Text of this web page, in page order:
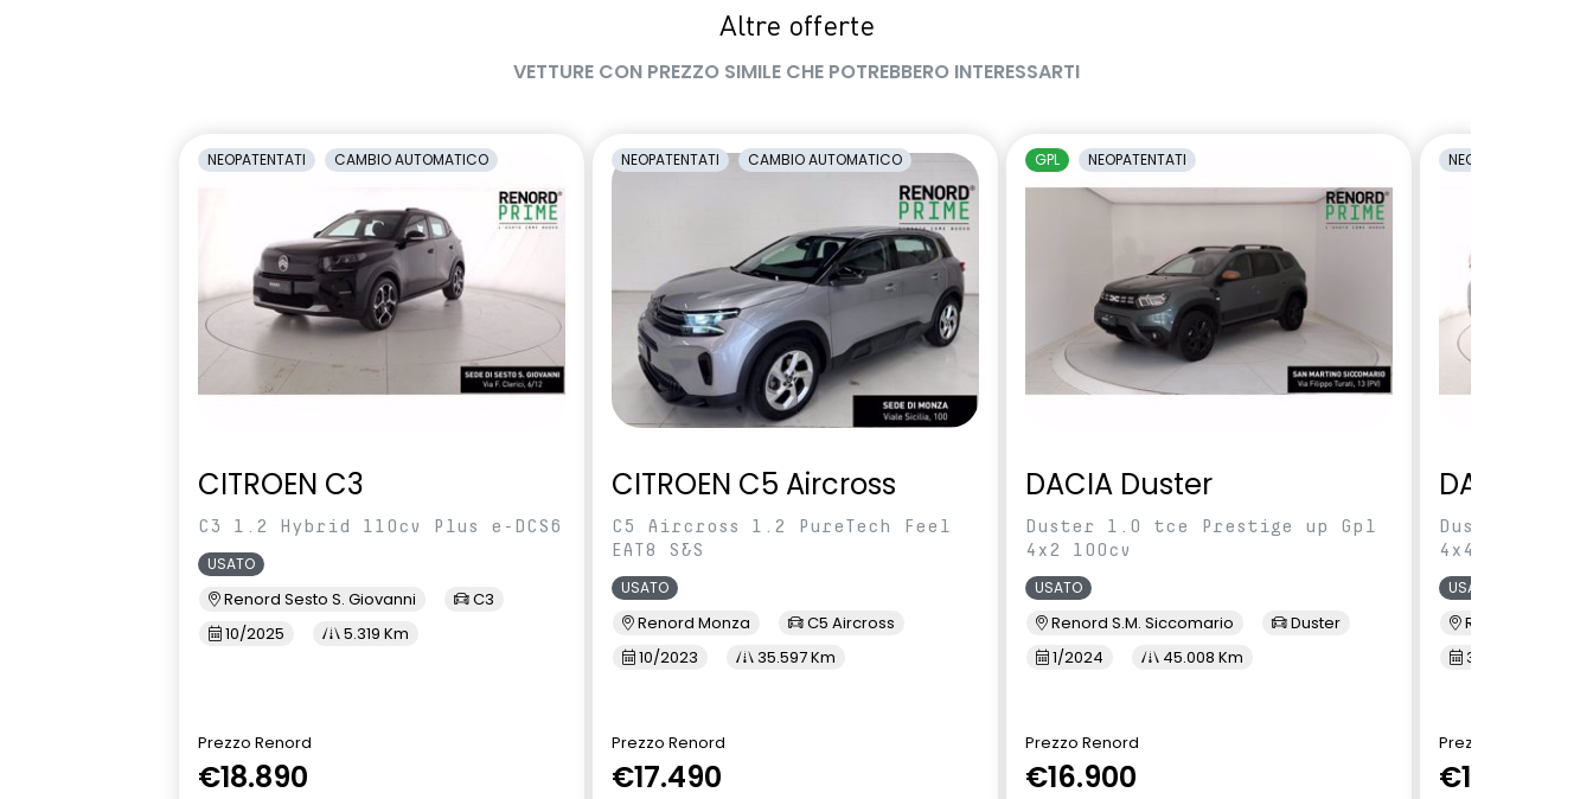
Altre offerte
VETTURE CON PREZZO SIMILE CHE POTREBBERO INTERESSARTI
NEOPATENTATI CAMBIO AUTOMATICO
CITROEN C3
C3 1.2 Hybrid 110cv Plus e-DCS6
USATO
Renord Sesto S. Giovanni
C3
10/2025
5.319 Km
Prezzo Renord
€18.890
NEOPATENTATI CAMBIO AUTOMATICO
CITROEN C5 Aircross
C5 Aircross 1.2 PureTech Feel
EAT8 S&S
USATO
Renord Monza
C5 Aircross
10/2023
35.597 Km
Prezzo Renord
€17.490
GPL NEOPATENTATI
DACIA Duster
Duster 1.0 tce Prestige up Gpl
4x2 100cv
USATO
Renord S.M. Siccomario
Duster
1/2024
45.008 Km
Prezzo Renord
€16.900
NEOPATENTATI
DACIA
Duster 1.5
4x4
USATO
Renord Inzago
3/2023
Prezzo Renord
€19.900